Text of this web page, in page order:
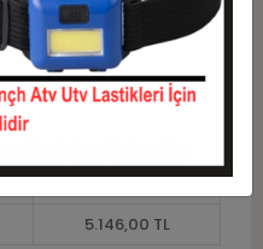
4.772,50 TL
4.855,50 TL
4.938,50 TL
5.063,00 TL
5.146,00 TL